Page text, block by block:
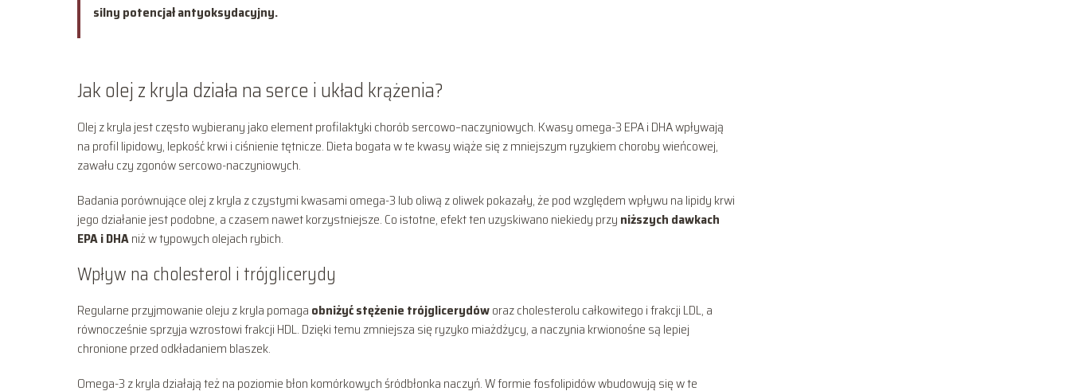
silny potencjał antyoksydacyjny.
Jak olej z kryla działa na serce i układ krążenia?
Olej z kryla jest często wybierany jako element profilaktyki chorób sercowo–naczyniowych. Kwasy omega-3 EPA i DHA wpływają
na profil lipidowy, lepkość krwi i ciśnienie tętnicze. Dieta bogata w te kwasy wiąże się z mniejszym ryzykiem choroby wieńcowej,
zawału czy zgonów sercowo-naczyniowych.
Badania porównujące olej z kryla z czystymi kwasami omega-3 lub oliwą z oliwek pokazały, że pod względem wpływu na lipidy krwi
jego działanie jest podobne, a czasem nawet korzystniejsze. Co istotne, efekt ten uzyskiwano niekiedy przy niższych dawkach
EPA i DHAniż w typowych olejach rybich.
Wpływ na cholesterol i trójglicerydy
Regularne przyjmowanie oleju z kryla pomaga obniżyć stężenie trójglicerydóworaz cholesterolu całkowitego i frakcji LDL, a
równocześnie sprzyja wzrostowi frakcji HDL. Dzięki temu zmniejsza się ryzyko miażdżycy, a naczynia krwionośne są lepiej
chronione przed odkładaniem blaszek.
Omega-3 z kryla działają też na poziomie błon komórkowych śródbłonka naczyń. W formie fosfolipidów wbudowują się w te